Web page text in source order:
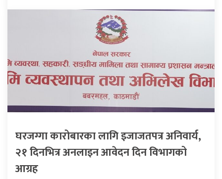
घरजग्गा कारोबारका लागि इजाजतपत्र अनिवार्य,
२१ दिनभित्र अनलाइन आवेदन दिन विभागको
आग्रह